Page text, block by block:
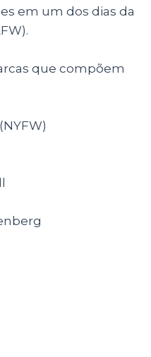
em um dos dias da
que compõem